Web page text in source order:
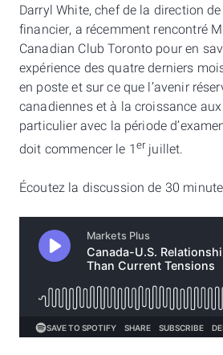
Darryl White, chef de la direction
financier, a récemment rencontré
Canadian Club Toronto pour en
expérience des quatre derniers
en poste et sur ce que l’avenir
canadiennes et à la croissance
particulier avec la période
doit commencer le 1erjuillet.
Écoutez la discussion de 30